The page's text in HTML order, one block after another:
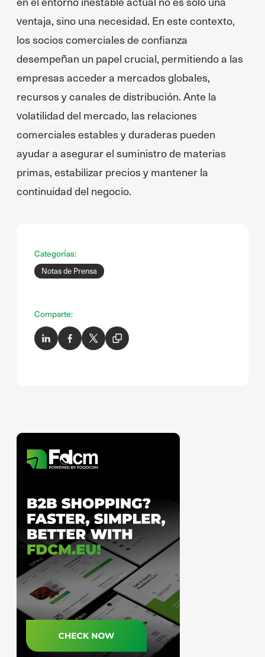
ventaja, sino una necesidad. En este contexto,
los socios comerciales de confianza
desempeñan un papel crucial, permitiendo a las
empresas acceder a mercados globales,
recursos y canales de distribución. Ante la
volatilidad del mercado, las relaciones
comerciales estables y duraderas pueden
ayudar a asegurar el suministro de materias
primas, estabilizar precios y mantener la
continuidad del negocio.
Categorías:
Notas de Prensa
Comparte: